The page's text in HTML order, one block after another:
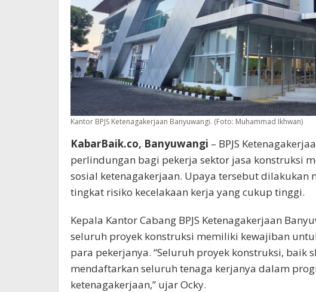
Kantor BPJS Ketenagakerjaan Banyuwangi. (Foto: Muhammad Ikhwan)
KabarBaik.co, Banyuwangi – BPJS
perlindungan bagi pekerja sektor jasa konstruksi
sosial ketenagakerjaan. Upaya tersebut
tingkat risiko kecelakaan kerja yang cukup tinggi.
Kepala Kantor Cabang BPJS Ketenagakerjaan
seluruh proyek konstruksi memiliki kewajiban
para pekerjanya. “Seluruh proyek konstruksi, baik
mendaftarkan seluruh tenaga kerjanya dalam
ketenagakerjaan,” ujar Ocky.